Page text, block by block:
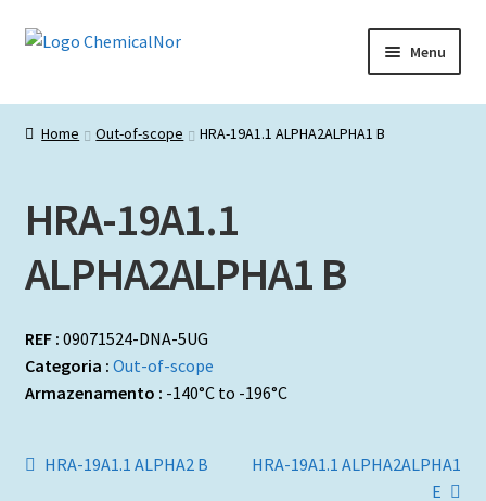
Ir
Saltar
Menu
Início
Catálogos de Representadas
Promoções
Home Out-of-scope HRA-19A1.1 ALPHA2ALPHA1 B
HRA-19A1.1
ALPHA2ALPHA1 B
REF : 09071524-DNA-5UG
Categoria : Out-of-scope
Armazenamento : -140°C to -196°C
Navegação
Artigo
HRA-19A1.1 ALPHA2 B
Artigo
HRA-19A1.1 ALPHA2ALPHA1
E